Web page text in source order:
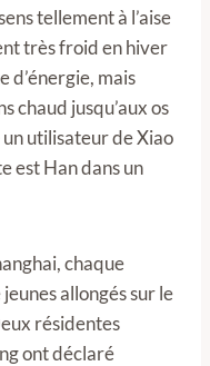
tellement à l’aise
très froid en hiver
d’énergie, mais
chaud jusqu’aux os
un utilisateur de Xiao
est Han dans un
chaque
allongés sur le
résidentes
ont déclaré